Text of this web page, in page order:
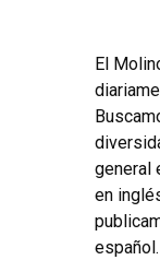
El
general
en